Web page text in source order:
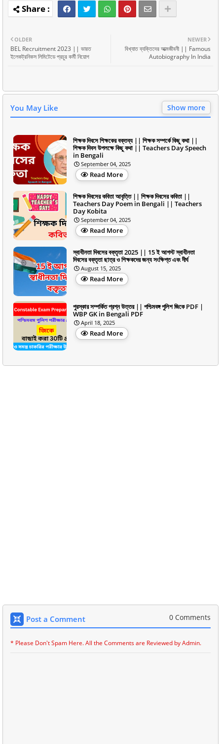
NEWER
বিখ্যাত ব্যক্তিদের আত্মজীবনী || Famous
Autobiography In India
OLDER
BEL Recruitment 2023 || ভারত
ইলেকট্রনিকস লিমিটেডে প্রচুর কর্মী নিয়োগ
You May Like Show more
শিক্ষক দিবসে শিক্ষকের বক্তব্য || শিক্ষক সম্পর্কে কিছু কথা ||
শিক্ষক দিবস উপলক্ষে কিছু কথা || Teachers Day Speech
in Bengali
September 04, 2025
Read More
শিক্ষক দিবসের কবিতা আবৃত্তি || শিক্ষক দিবসের কবিতা ||
Teachers Day Poem in Bengali || Teachers
Day Kobita
September 04, 2025
Read More
স্বাধীনতা দিবসের বক্তৃতা 2025 || 15 ই আগস্ট স্বাধীনতা
দিবসের বক্তৃতা ছাত্র ও শিক্ষকদের জন্য সংক্ষিপ্ত এবং দীর্ঘ
August 15, 2025
Read More
পুরস্কার সম্পর্কিত প্রশ্ন উত্তর || পশ্চিমবঙ্গ পুলিশ জিকে PDF |
WBP GK in Bengali PDF
April 18, 2025
Read More
Post a Comment 0 Comments
* Please Don't Spam Here. All the Comments are Reviewed by Admin.